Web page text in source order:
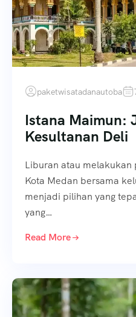
paketwisatadanautoba
Istana Maimun:
Kesultanan Deli
Liburan atau melakukan
Kota Medan bersama
menjadi pilihan yang
yang…
Read More